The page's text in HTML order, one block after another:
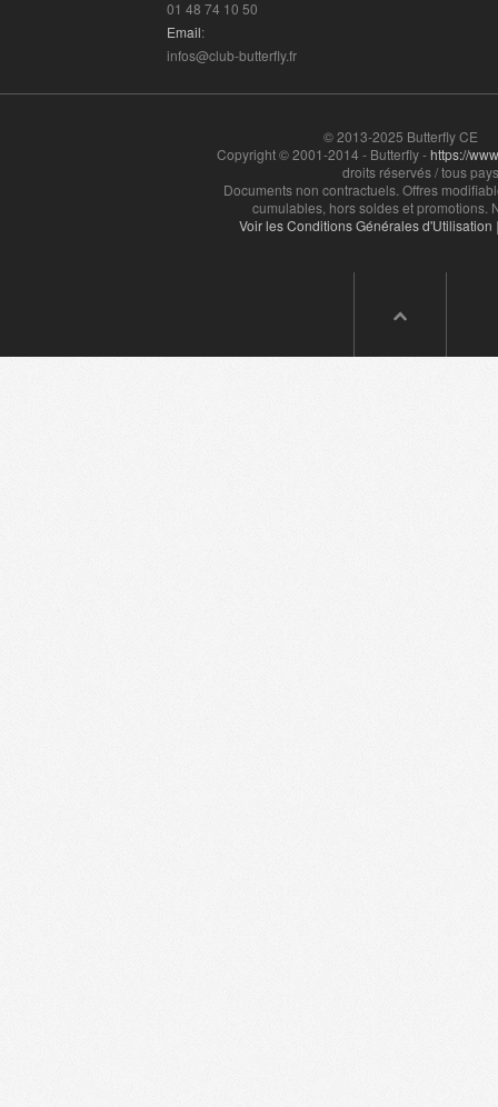
01 48 74 10 50
Email:
infos@club-butterfly.fr
© 2013-2025 Butterfly CE
Copyright © 2001-2014 - Butterfly -https://
droits réservés / tous
Documents non contractuels. Offres
cumulables, hors soldes et promotions.
Voir les Conditions Générales d'Utilisation